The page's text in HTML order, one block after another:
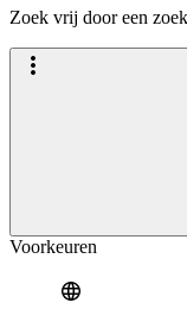
Zoek vrij door een
Voorkeuren